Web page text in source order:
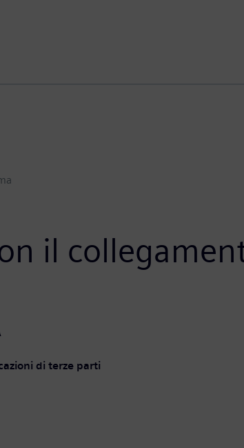
il
di terze parti